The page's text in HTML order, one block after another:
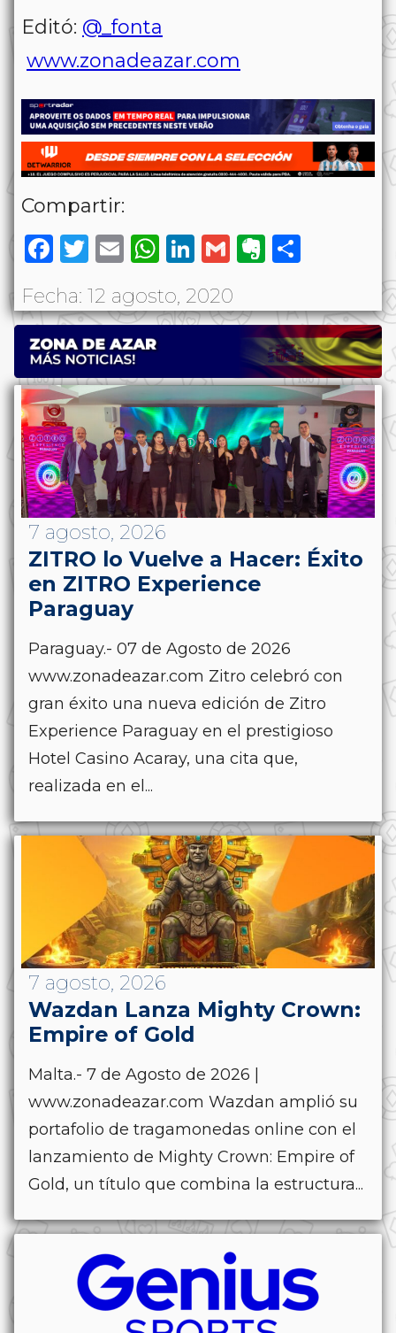
Editó: @_fonta
www.zonadeazar.com
Compartir:
Facebook
Twitter
EmailWhatsApp
LinkedIn
GmailEvernote
Fecha: 12 agosto, 2020
7 agosto, 2026
ZITRO lo Vuelve a Hacer: Éxito
en ZITRO Experience
Paraguay
Paraguay.- 07 de Agosto de 2026
www.zonadeazar.com Zitro celebró con
gran éxito una nueva edición de Zitro
Experience Paraguay en el prestigioso
Hotel Casino Acaray, una cita que,
realizada en el...
7 agosto, 2026
Wazdan Lanza Mighty Crown:
Empire of Gold
Malta.- 7 de Agosto de 2026 |
www.zonadeazar.com Wazdan amplió su
portafolio de tragamonedas online con el
lanzamiento de Mighty Crown: Empire of
Gold, un título que combina la estructura...